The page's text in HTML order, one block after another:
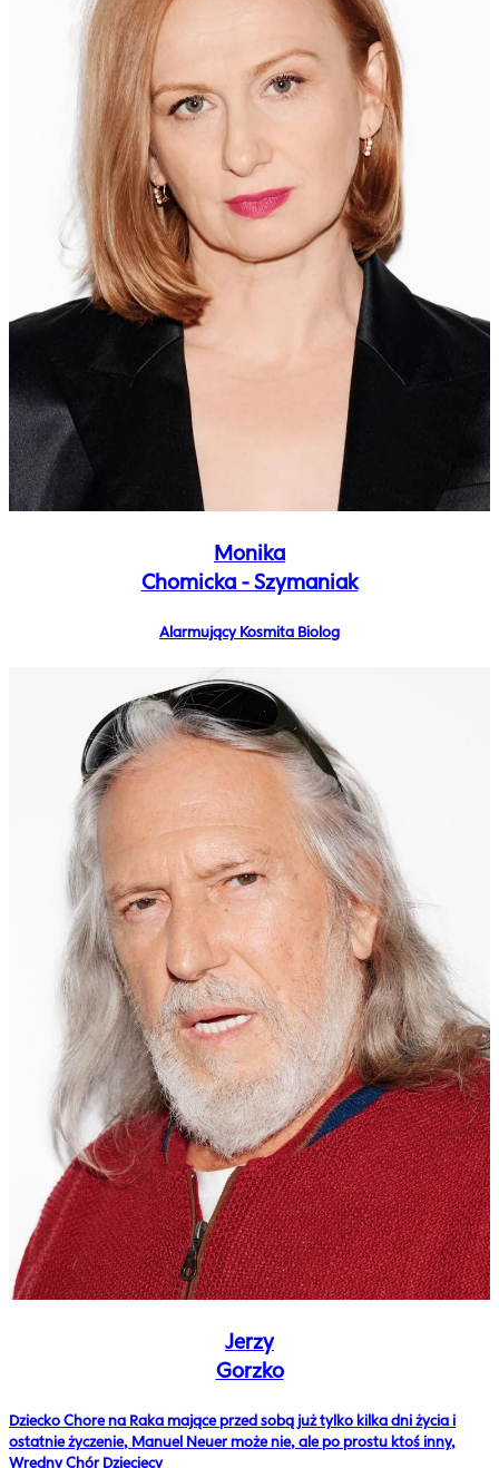
Monika
Chomicka - Szymaniak
Alarmujący Kosmita Biolog
Jerzy
Gorzko
Dziecko Chore na Raka mające przed sobą już tylko kilka dni życia i
ostatnie życzenie, Manuel Neuer może nie, ale po prostu ktoś inny,
Wredny Chór Dziecięcy